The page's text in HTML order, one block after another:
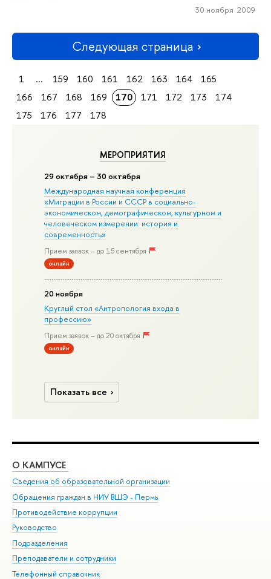
МЕРОПРИЯТИЯ
29 октября – 30 октября
Международная научная конференция
«Миграции в Росcии и СССР в социально-
экономическом, демографическом, культурном и
человеческом измерении: история и
современность»
Прием заявок – до 15 сентября
онлайн
20 ноября
Круглый стол «Антропология входа в
профессию»
Прием заявок – до 20 октября
онлайн
Показать все
30 ноября 2009
Следующая страница
1 ... 159 160 161 162 163 164
165
166
167 168 169 170 171 172 173
174
175
176 177 178
О КАМПУСЕ
Сведения об образовательной организации
Обращения граждан в НИУ ВШЭ - Пермь
Противодействие коррупции
Руководство
Подразделения
Преподаватели и сотрудники
Телефонный справочник